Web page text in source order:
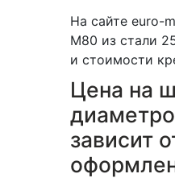
На сайте euro-
М80 из стали
и стоимости
Цена на
зависит